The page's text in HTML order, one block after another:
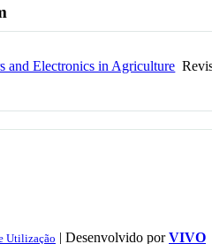
and Electronics in Agriculture
Utilização | Desenvolvido porVIVO